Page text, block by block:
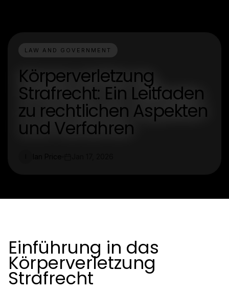
LAW AND GOVERNMENT
Körperverletzung
Strafrecht: Ein Leitfaden
zu rechtlichen Aspekten
und Verfahren
Einführung in das
Körperverletzung
Strafrecht